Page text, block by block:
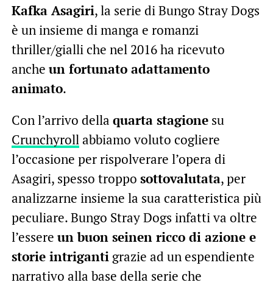
Kafka Asagiri, la serie di Bungo Stray Dogs
è un insieme di manga e romanzi
thriller/gialli che nel 2016 ha ricevuto
anche un fortunato adattamento
animato.
Con l’arrivo della quarta stagionesu
Crunchyrollabbiamo voluto cogliere
l’occasione per rispolverare l’opera di
Asagiri, spesso troppo sottovalutata, per
analizzarne insieme la sua caratteristica più
peculiare. Bungo Stray Dogs infatti va oltre
l’essere un buon seinen ricco di azione e
storie intrigantigrazie ad un espendiente
narrativo alla base della serie che